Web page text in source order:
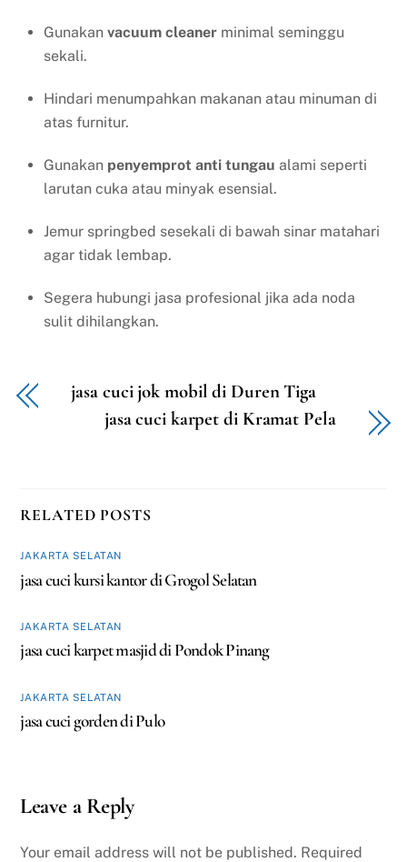
Gunakan vacuum cleaner minimal seminggu
sekali.
Hindari menumpahkan makanan atau minuman di
atas furnitur.
Gunakan penyemprot anti tungau alami seperti
larutan cuka atau minyak esensial.
Jemur springbed sesekali di bawah sinar matahari
agar tidak lembap.
Segera hubungi jasa profesional jika ada noda
sulit dihilangkan.
jasa cuci jok mobil di Duren Tiga
jasa cuci karpet di Kramat Pela
RELATED POSTS
JAKARTA SELATAN
jasa cuci kursi kantor di Grogol Selatan
JAKARTA SELATAN
jasa cuci karpet masjid di Pondok Pinang
JAKARTA SELATAN
jasa cuci gorden di Pulo
Leave a Reply
Your email address will not be published. Required